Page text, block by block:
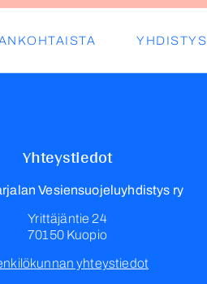
YHDISTYS
Yhteystiedot
Vesiensuojeluyhdistys ry
Yrittäjäntie 24
70150 Kuopio
yhteystiedot